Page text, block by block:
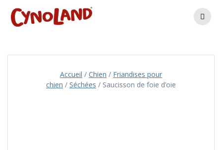
Accueil / Chien / Friandises pour
chien / Séchées / Saucisson de foie d’oie